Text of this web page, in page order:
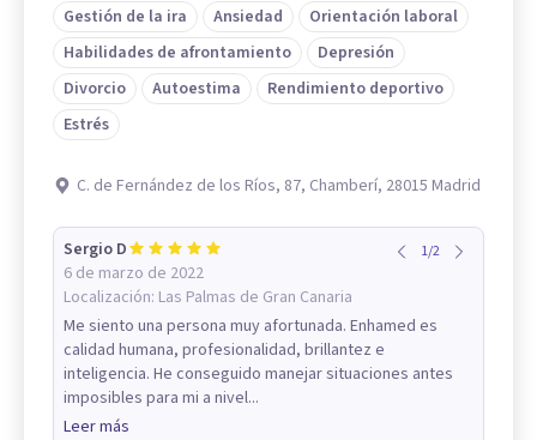
Gestión de la ira Ansiedad
Orientación laboral
Habilidades de afrontamiento
Depresión
Divorcio
Autoestima
Rendimiento deportivo
Estrés
C. de Fernández de los Ríos, 87, Chamberí, 28015 Madrid
Sergio D
6 de marzo de 2022
Localización: Las Palmas de Gran Canaria
1/2
Me siento una persona muy afortunada. Enhamed es
calidad humana, profesionalidad, brillantez e
inteligencia. He conseguido manejar situaciones antes
imposibles para mi a nivel...
Leer más